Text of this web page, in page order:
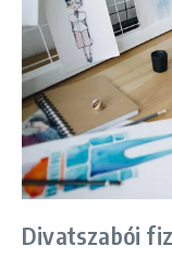
Divatszabói